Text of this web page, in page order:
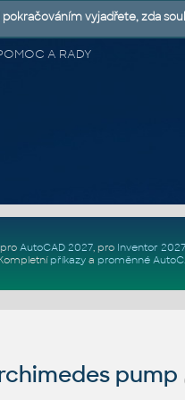
A RADY
AutoCAD 2027, pro Inventor 2027
příkazya proměnné
pump
vyjadřete, zda